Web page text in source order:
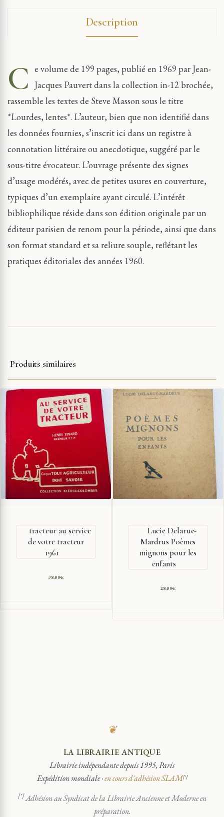
Description
C e volume de 199 pages, publié en 1969 par Jean-
Jacques Pauvert dans la collection in-12 brochée,
rassemble les textes de Steve Masson sous le titre
*Lourdes, lentes*. L’auteur, bien que non identifié dans
les données fournies, s’inscrit ici dans un registre à
connotation littéraire ou anecdotique, suggéré par le
sous-titre évocateur. L’ouvrage présente des signes
d’usage modérés, avec de petites usures en couverture,
typiques d’un exemplaire ayant circulé. L’intérêt
bibliophilique réside dans son édition originale par un
éditeur parisien de renom pour la période, ainsi que dans
son format standard et sa reliure souple, reflétant les
pratiques éditoriales des années 1960.
Produits similaires
tracteur au service
de votre tracteur
1961
38,00€
Lucie Delarue-
Mardrus Poèmes
mignons pour les
enfants
28,00€
❦
LA LIBRAIRIE ANTIQUE
Librairie indépendante depuis 1995, Paris
Expédition mondiale ·en cours d'adhésion SLAM[*]
[*]Adhésion au Syndicat de la Librairie Ancienne et Moderne en
préparation.